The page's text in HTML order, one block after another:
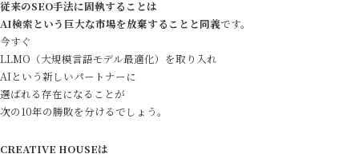
従来のSEO手法に固執することは
AI検索という巨大な市場を放棄することと同義です。
今すぐ
LLMO（大規模言語モデル最適化）を取り入れ
AIという新しいパートナーに
選ばれる存在になることが
次の10年の勝敗を分けるでしょう。
CREATIVE HOUSEは